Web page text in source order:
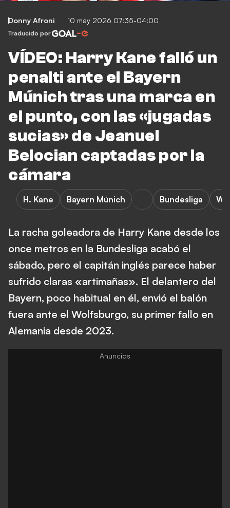
Donny Afroni 10 may 2026 07:35-04:00
Traducido por
VÍDEO: Harry Kane falló un
penalti ante el Bayern
Múnich tras una marca en
el punto, con las «jugadas
sucias» de Jeanuel
Belocian captadas por la
cámara
H. Kane Bayern Múnich Bundesliga
La racha goleadora de Harry Kane desde los
once metros en la Bundesliga acabó el
sábado, pero el capitán inglés parece haber
sufrido claras «artimañas». El delantero del
Bayern, poco habitual en él, envió el balón
fuera ante el Wolfsburgo, su primer fallo en
Alemania desde 2023.